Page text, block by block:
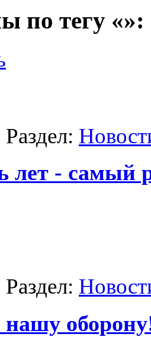
по тегу «»:
лет - самый